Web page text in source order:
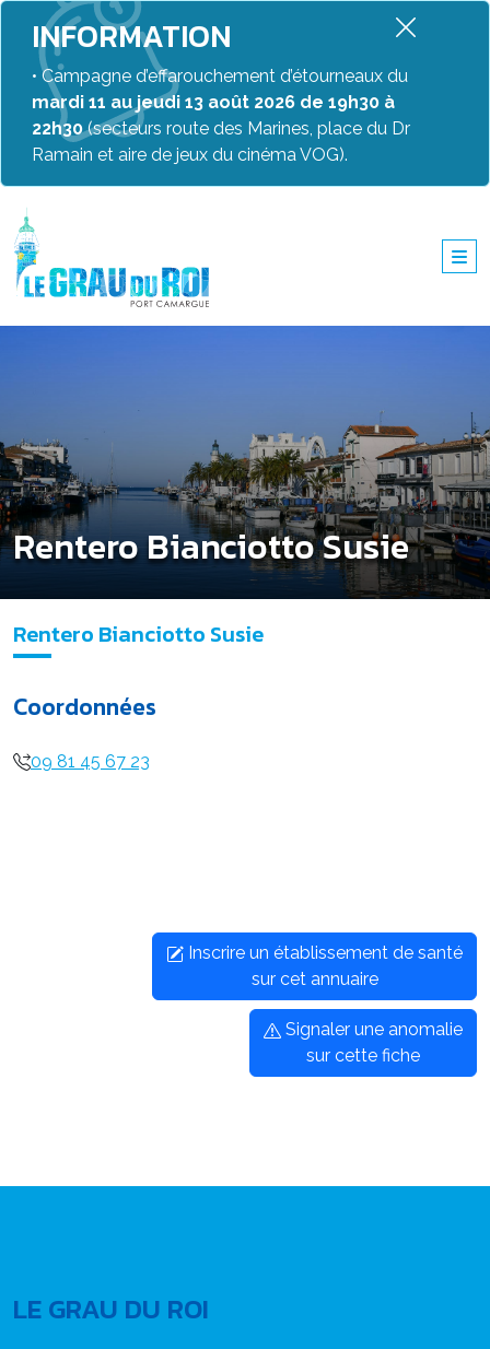
INFORMATION
• Campagne d’effarouchement d’étourneaux du
mardi 11 au jeudi 13 août 2026 de 19h30 à
22h30(secteurs route des Marines, place du Dr
Ramain et aire de jeux du cinéma VOG).
Rentero Bianciotto Susie
Rentero Bianciotto Susie
Coordonnées
09 81 45 67 23
Inscrire un établissement de santé
sur cet annuaire
Signaler une anomalie
sur cette fiche
LE GRAU DU ROI